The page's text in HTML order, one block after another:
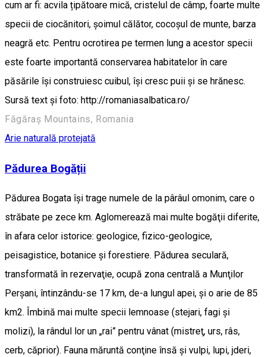
cum ar fi: acvila țipătoare mică, cristelul de câmp, foarte multe
specii de ciocănitori, șoimul călător, cocoşul de munte, barza
neagră etc. Pentru ocrotirea pe termen lung a acestor specii
este foarte importantă conservarea habitatelor în care
păsările își construiesc cuibul, își cresc puii și se hrănesc.
Sursă text și foto: http://romaniasalbatica.ro/
Făgăraș Mountains, Romania
Arie naturală protejată
Pădurea Bogății
Pădurea Bogata îşi trage numele de la pârâul omonim, care o
străbate pe zece km. Aglomerează mai multe bogăţii diferite,
în afara celor istorice: geologice, fizico-geologice,
peisagistice, botanice şi forestiere. Pădurea seculară,
transformată în rezervaţie, ocupă zona centrală a Munţilor
Perşani, întinzându-se 17 km, de-a lungul apei, şi o arie de 85
km2. Îmbină mai multe specii lemnoase (stejari, fagi şi
molizi), la rândul lor un „rai” pentru vânat (mistreţ, urs, râs,
cerb, căprior). Fauna măruntă conţine însă şi vulpi, lupi, jderi,